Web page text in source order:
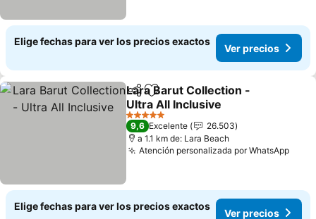
Elige fechas para ver los precios exactos
Ver precios
CompartirAgregar a favoritos
Lara Barut Collection -
Ultra All Inclusive
5 Estrellas
9,6 Excelente
26.503
a 1.1 km de: Lara Beach
Atención personalizada por WhatsApp
Elige fechas para ver los precios exactos
Ver precios